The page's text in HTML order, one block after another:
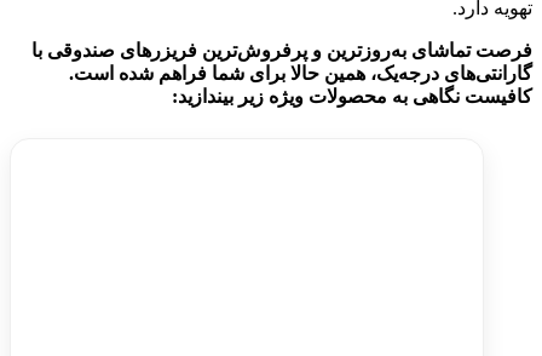
تهویه دارد.
فرصت تماشای به‌روزترین و پرفروش‌ترین فریزرهای صندوقی با
گارانتی‌های درجه‌یک، همین حالا برای شما فراهم شده است.
کافیست نگاهی به محصولات ویژه زیر بیندازید: